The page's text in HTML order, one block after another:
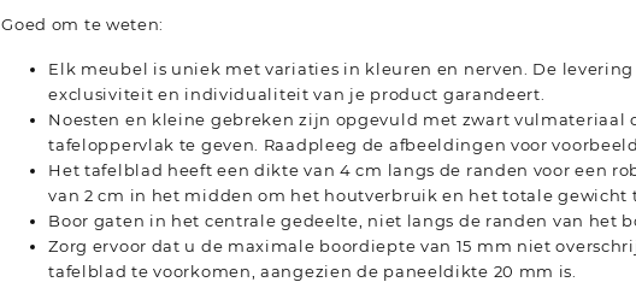
Goed om te weten:
Elk meubel is uniek met variaties in kleuren en nerven. De
exclusiviteit en individualiteit van je product garandeert.
Noesten en kleine gebreken zijn opgevuld met zwart vulmateriaal
tafeloppervlak te geven. Raadpleeg de afbeeldingen voor
Het tafelblad heeft een dikte van 4 cm langs de randen voor een
van 2 cm in het midden om het houtverbruik en het totale gewicht
Boor gaten in het centrale gedeelte, niet langs de randen van het
Zorg ervoor dat u de maximale boordiepte van 15 mm niet
tafelblad te voorkomen, aangezien de paneeldikte 20 mm is.